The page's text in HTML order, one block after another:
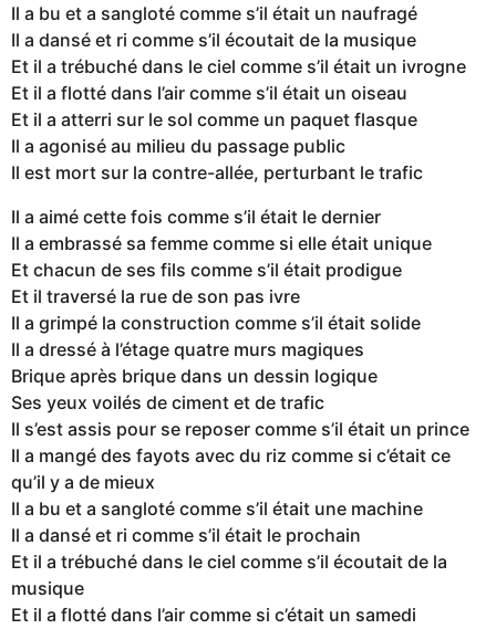
Il a bu et a sangloté comme s’il était un naufragé
Il a dansé et ri comme s’il écoutait de la musique
Et il a trébuché dans le ciel comme s’il était un ivrogne
Et il a flotté dans l’air comme s’il était un oiseau
Et il a atterri sur le sol comme un paquet flasque
Il a agonisé au milieu du passage public
Il est mort sur la contre-allée, perturbant le trafic
Il a aimé cette fois comme s’il était le dernier
Il a embrassé sa femme comme si elle était unique
Et chacun de ses fils comme s’il était prodigue
Et il traversé la rue de son pas ivre
Il a grimpé la construction comme s’il était solide
Il a dressé à l’étage quatre murs magiques
Brique après brique dans un dessin logique
Ses yeux voilés de ciment et de trafic
Il s’est assis pour se reposer comme s’il était un prince
Il a mangé des fayots avec du riz comme si c’était ce
qu’il y a de mieux
Il a bu et a sangloté comme s’il était une machine
Il a dansé et ri comme s’il était le prochain
Et il a trébuché dans le ciel comme s’il écoutait de la
musique
Et il a flotté dans l’air comme si c’était un samedi